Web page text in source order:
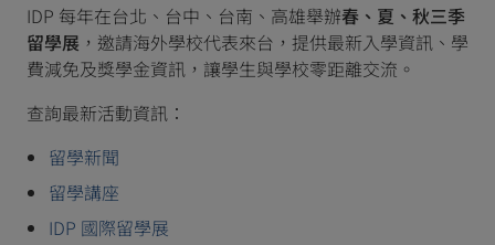
IDP 每年在台北、台中、台南、高雄舉辦春、夏、秋三季
留學展 ，邀請海外學校代表來台，提供最新入學資訊、學
費減免及獎學金資訊，讓學生與學校零距離交流。
查詢最新活動資訊：
留學新聞
留學講座
IDP 國際留學展